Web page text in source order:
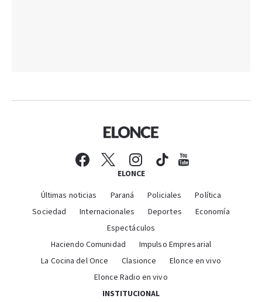
ELONCE
Últimas noticias Paraná Policiales
Política
Sociedad
Internacionales Deportes
Economía
Espectáculos
Haciendo Comunidad
Impulso Empresarial
La Cocina del Once
Clasionce
Elonce en vivo
Elonce Radio en vivo
INSTITUCIONAL